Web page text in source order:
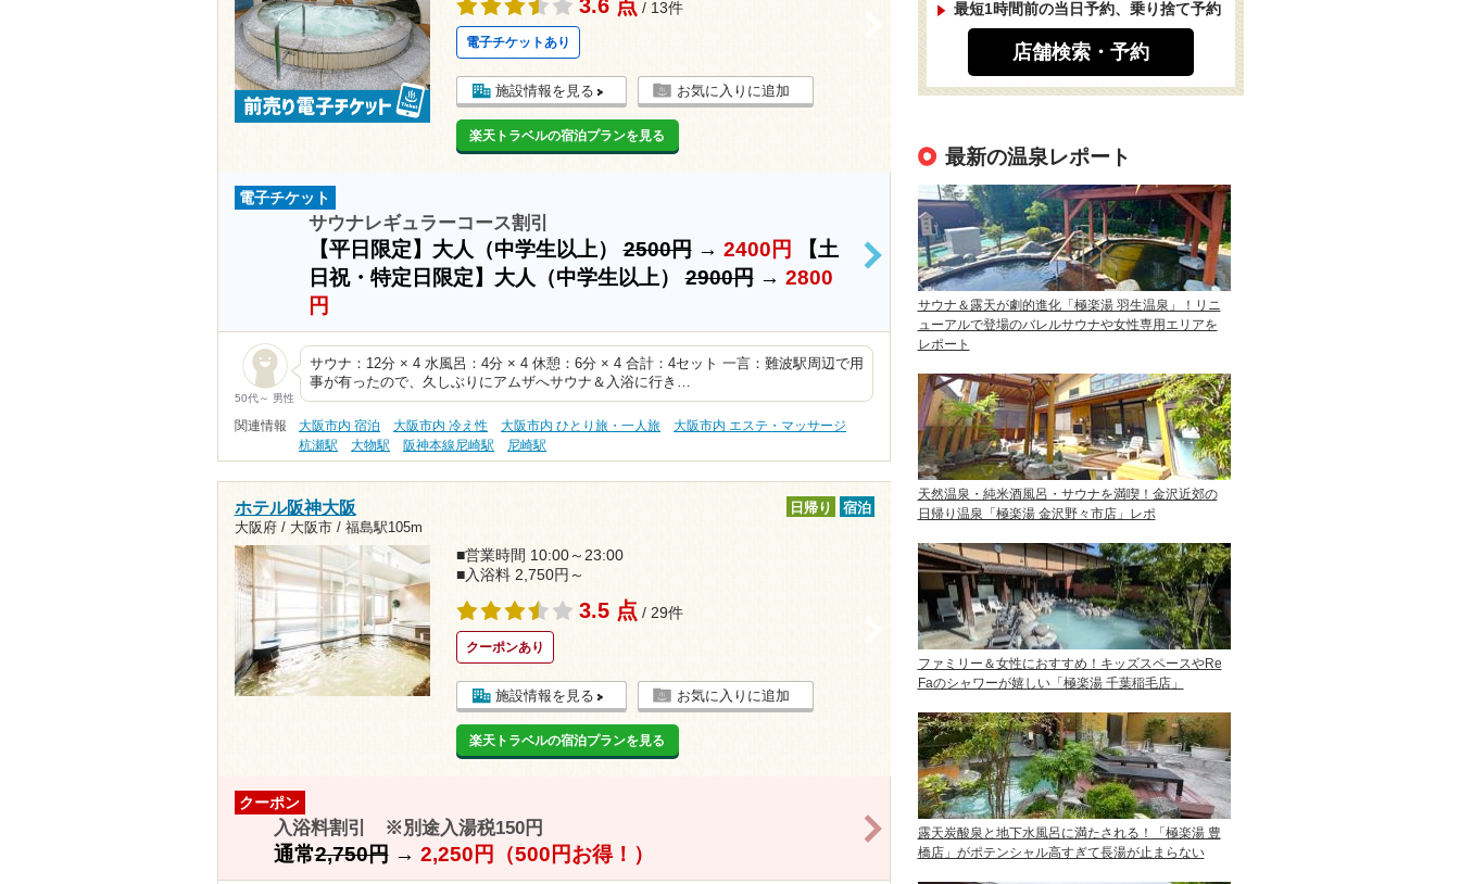
/ 13件
電子チケットあり
施設情報を見る お気に入りに追加
楽天トラベルの宿泊プランを見る
電子チケット
サウナレギュラーコース割引
【平日限定】大人（中学生以上）2500円→ 2400円
【土
日祝・特定日限定】大人（中学生以上）2900円→ 2800
円
>
50代～ 男性
サウナ：12分 × 4 水風呂：4分 × 4 休憩：6分 × 4 合計：4セット 一言：難波駅周辺で用
事が有ったので、久しぶりにアムザへサウナ＆入浴に行き…
関連情報 大阪市内 宿泊 大阪市内 冷え性 大阪市内 ひとり旅・一人旅
大阪市内 エステ・マッサージ
杭瀬駅
大物駅 阪神本線尼崎駅 尼崎駅
ホテル阪神大阪
大阪府 / 大阪市 / 福島駅105m
日帰り 宿泊
■営業時間 10:00～23:00
■入浴料 2,750円～
3.5 点 / 29件
クーポンあり
施設情報を見る お気に入りに追加
楽天トラベルの宿泊プランを見る
クーポン
入浴料割引 ※別途入湯税150円
通常2,750円→ 2,250円（500円お得！）
最短1時間前の当日予約、乗り捨て予約
店舗検索・予約
最新の温泉レポート
サウナ＆露天が劇的進化「極楽湯 羽生温泉」！リニ
ューアルで登場のバレルサウナや女性専用エリアを
レポート
天然温泉・純米酒風呂・サウナを満喫！金沢近郊の
日帰り温泉「極楽湯 金沢野々市店」レポ
ファミリー＆女性におすすめ！キッズスペースやRe
Faのシャワーが嬉しい「極楽湯 千葉稲毛店」
露天炭酸泉と地下水風呂に満たされる！「極楽湯 豊
橋店」がポテンシャル高すぎて長湯が止まらない